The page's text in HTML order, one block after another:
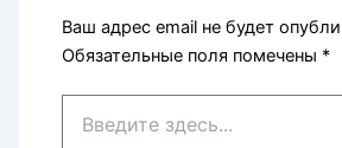
Ваш адрес email не будет
Обязательные поля помечены *
здесь...